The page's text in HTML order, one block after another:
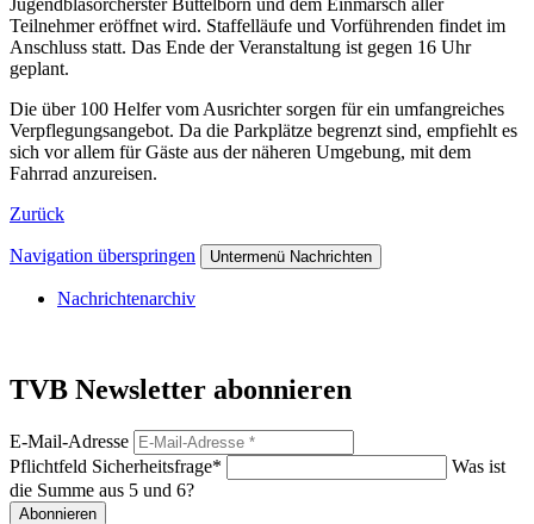
Teilnehmer eröffnet wird. Staffelläufe und Vorführenden findet im
Anschluss statt. Das Ende der Veranstaltung ist gegen 16 Uhr
geplant.
Die über 100 Helfer vom Ausrichter sorgen für ein umfangreiches
Verpflegungsangebot. Da die Parkplätze begrenzt sind, empfiehlt es
sich vor allem für Gäste aus der näheren Umgebung, mit dem
Fahrrad anzureisen.
Zurück
Navigation überspringen Untermenü Nachrichten
Nachrichtenarchiv
TVB Newsletter abonnieren
E-Mail-Adresse
Pflichtfeld Sicherheitsfrage*
Was ist
die Summe aus 5 und 6?
Abonnieren